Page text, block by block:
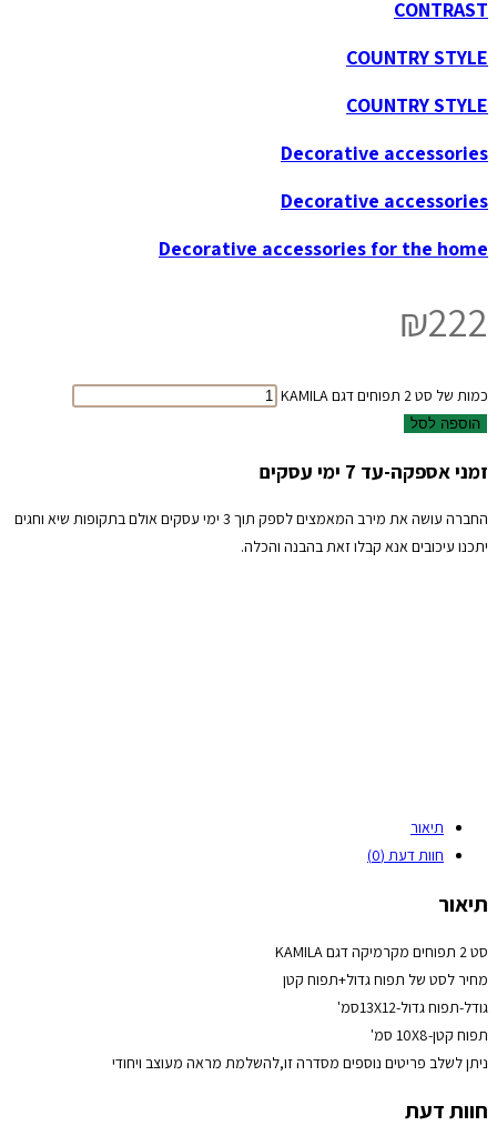
CONTRAST
COUNTRY STYLE
COUNTRY STYLE
Decorative accessories
Decorative accessories
Decorative accessories for the home
₪222
כמות של סט 2 תפוחים דגם KAMILA
הוספה לסל
זמני אספקה-עד 7 ימי עסקים
החברה עושה את מירב המאמצים לספק תוך 3 ימי עסקים אולם בתקופות שיא וחגים
יתכנו עיכובים אנא קבלו זאת בהבנה והכלה.
תיאור
חוות דעת (0)
תיאור
סט 2 תפוחים מקרמיקה דגם KAMILA
מחיר לסט של תפוח גדול+תפוח קטן
גודל-תפוח גדול-13X12סמ'
תפוח קטן-10X8 סמ'
ניתן לשלב פריטים נוספים מסדרה זו,להשלמת מראה מעוצב ויחודי
חוות דעת